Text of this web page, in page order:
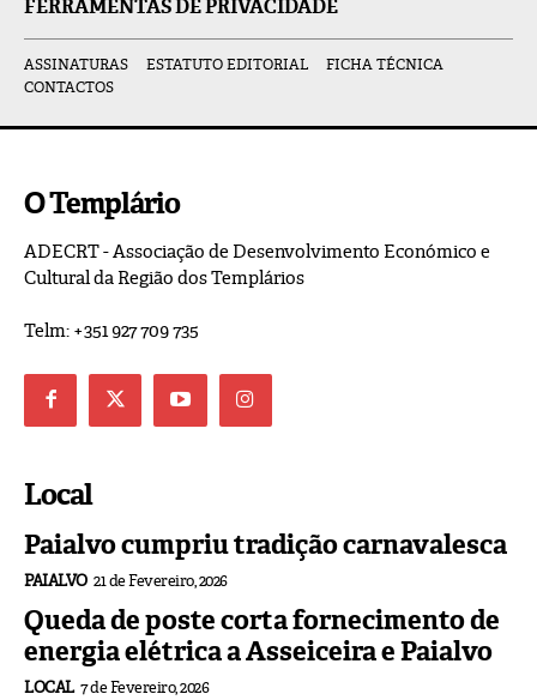
FERRAMENTAS DE PRIVACIDADE
ASSINATURAS ESTATUTO EDITORIAL
FICHA TÉCNICA
CONTACTOS
O Templário
ADECRT - Associação de Desenvolvimento Económico e
Cultural da Região dos Templários
Telm: +351 927 709 735
Local
Paialvo cumpriu tradição carnavalesca
PAIALVO 21 de Fevereiro, 2026
Queda de poste corta fornecimento de
energia elétrica a Asseiceira e Paialvo
LOCAL 7 de Fevereiro, 2026